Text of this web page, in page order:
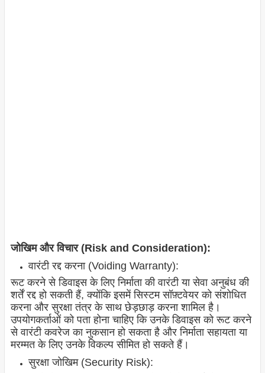
जोखिम और विचार (Risk and Consideration):
वारंटी रद्द करना (Voiding Warranty):
रूट करने से डिवाइस के लिए निर्माता की वारंटी या सेवा अनुबंध की
शर्तें रद्द हो सकती हैं, क्योंकि इसमें सिस्टम सॉफ़्टवेयर को संशोधित
करना और सुरक्षा तंत्र के साथ छेड़छाड़ करना शामिल है।
उपयोगकर्ताओं को पता होना चाहिए कि उनके डिवाइस को रूट करने
से वारंटी कवरेज का नुकसान हो सकता है और निर्माता सहायता या
मरम्मत के लिए उनके विकल्प सीमित हो सकते हैं।
सुरक्षा जोखिम (Security Risk):